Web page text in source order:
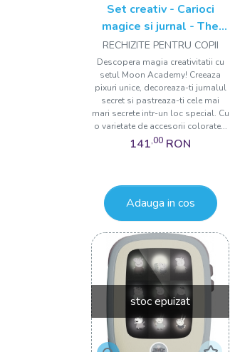
Set creativ - Carioci
magice si jurnal - The
Moon Academy
RECHIZITE PENTRU COPII
Descopera magia creativitatii cu
setul Moon Academy! Creeaza
pixuri unice, decoreaza-ti jurnalul
secret si pastreaza-ti cele mai
mari secrete intr-un loc special. Cu
o varietate de accesorii colorate...
141,00 RON
Adauga in cos
stoc epuizat